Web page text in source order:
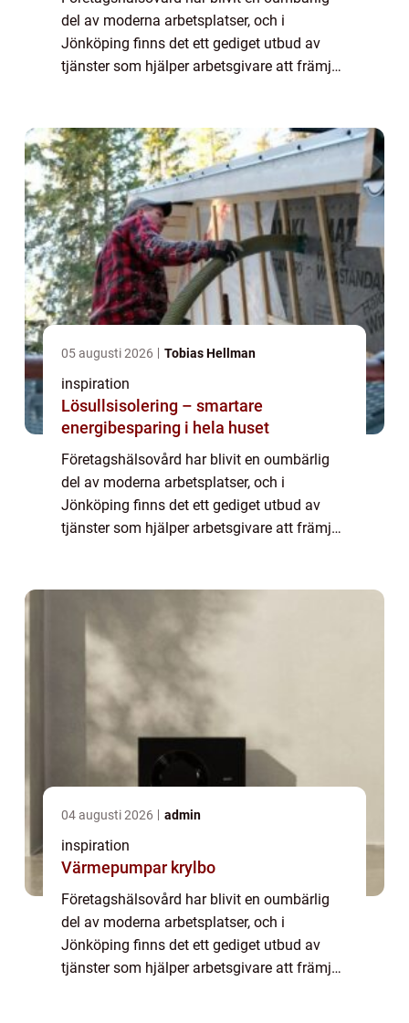
del av moderna arbetsplatser, och i
Jönköping finns det ett gediget utbud av
tjänster som hjälper arbetsgivare att främja
05 augusti 2026 Tobias Hellman
inspiration
Lösullsisolering – smartare
energibesparing i hela huset
Företagshälsovård har blivit en oumbärlig
del av moderna arbetsplatser, och i
Jönköping finns det ett gediget utbud av
tjänster som hjälper arbetsgivare att främja
04 augusti 2026 admin
inspiration
Värmepumpar krylbo
Företagshälsovård har blivit en oumbärlig
del av moderna arbetsplatser, och i
Jönköping finns det ett gediget utbud av
tjänster som hjälper arbetsgivare att främja